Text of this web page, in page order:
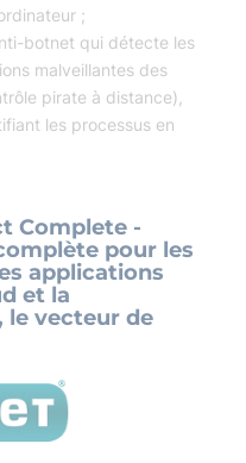
;
botnet qui détecte les
malveillantes des
pirate à distance),
les processus en
Complete -
pour les
applications
et la
le vecteur de